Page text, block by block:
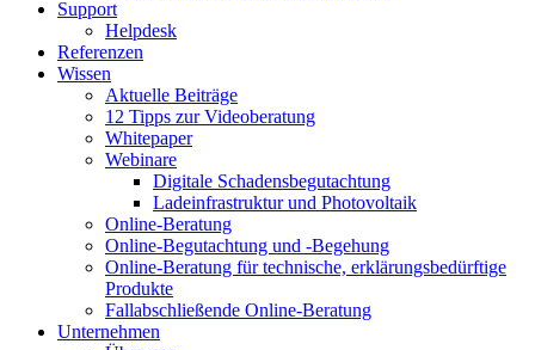
Support
Helpdesk
Referenzen
Wissen
Aktuelle Beiträge
12 Tipps zur Videoberatung
Whitepaper
Webinare
Digitale Schadensbegutachtung
Ladeinfrastruktur und Photovoltaik
Online-Beratung
Online-Begutachtung und -Begehung
Online-Beratung für technische, erklärungsbedürftige
Produkte
Fallabschließende Online-Beratung
Unternehmen